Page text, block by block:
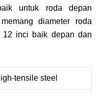
untuk roda depan
diameter roda
12 inci baik depan dan
tensile steel